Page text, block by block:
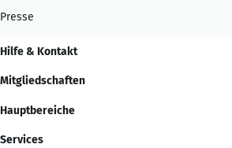
Presse
Hilfe & Kontakt
Mitgliedschaften
Hauptbereiche
Services